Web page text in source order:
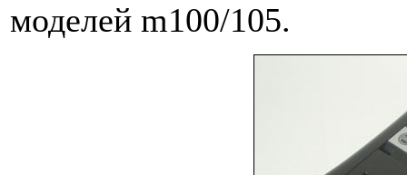
моделей m100/105.